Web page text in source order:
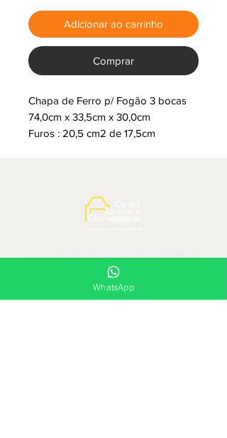
Adicionar ao carrinho
Comprar
Chapa de Ferro p/ Fogão 3 bocas
74,0cm x 33,5cm x 30,0cm
Furos : 20,5 cm2 de 17,5cm
LOJA COM PREÇOS DE FÁBRICA
WhatsApp